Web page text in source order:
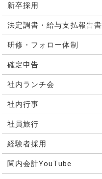
新卒採用
法定調書・給与支払報告書
研修・フォロー体制
確定申告
社内ランチ会
社内行事
社員旅行
経験者採用
関内会計YouTube